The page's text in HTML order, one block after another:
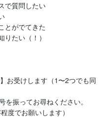
で質問したい
とがでてきた
たい（！）
お受けします（1〜2つでも同
を振ってお尋ねください。
度でお願いします）